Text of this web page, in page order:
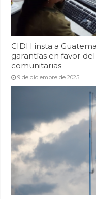
CIDH insta a
garantías en favor
comunitarias
9 de diciembre de 2025